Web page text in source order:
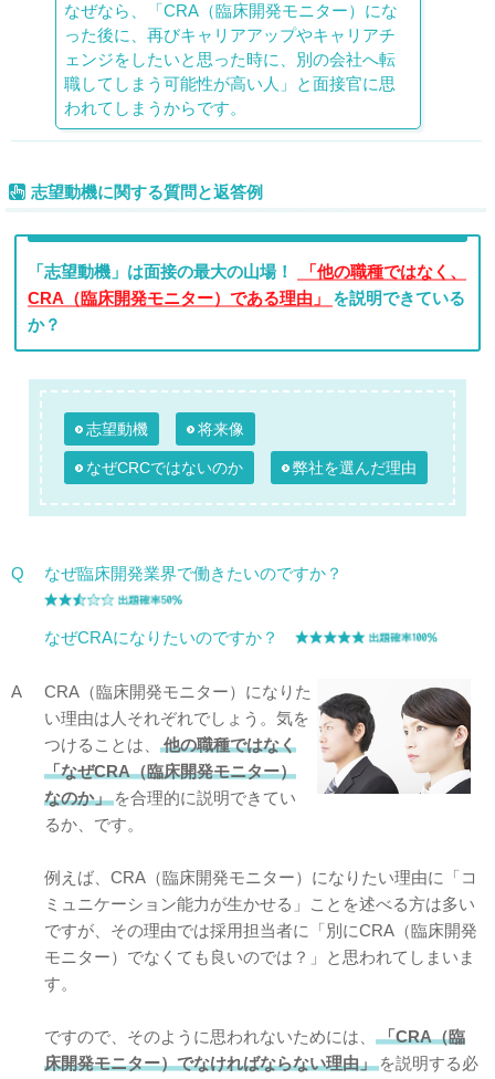
なぜなら、「CRA（臨床開発モニター）にな
った後に、再びキャリアアップやキャリアチ
ェンジをしたいと思った時に、別の会社へ転
職してしまう可能性が高い人」と面接官に思
われてしまうからです。
志望動機に関する質問と返答例
「志望動機」は面接の最大の山場！
「他の職種ではなく、
CRA（臨床開発モニター）である理由」
を説明できている
か？
志望動機 将来像
なぜCRCではないのか 弊社を選んだ理由
Q なぜ臨床開発業界で働きたいのですか？
なぜCRAになりたいのですか？
A
CRA（臨床開発モニター）になりた
い理由は人それぞれでしょう。気を
つけることは、
他の職種ではなく
「なぜCRA（臨床開発モニター）
なのか」を合理的に説明できてい
るか、です。
例えば、CRA（臨床開発モニター）になりたい理由に「コ
ミュニケーション能力が生かせる」ことを述べる方は多い
ですが、その理由では採用担当者に「別にCRA（臨床開発
モニター）でなくても良いのでは？」と思われてしまいま
す。
ですので、そのように思われないためには、
「CRA（臨
床開発モニター）でなければならない理由」を説明する必